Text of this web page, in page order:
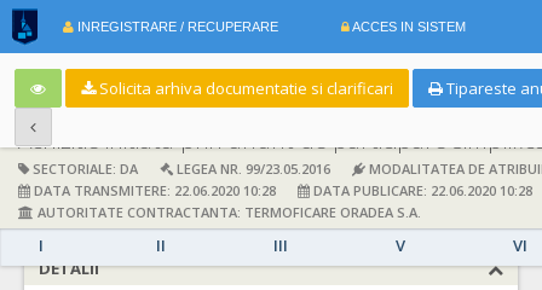
INREGISTRARE / RECUPERARE ACCES IN SISTEM
Solicita arhiva documentatie si clarificari Tipareste
Achizitie initiata prin anunt de participare
SECTORIALE: DA LEGEA NR. 99/23.05.2016
MODALITATEA DE
DATA TRANSMITERE: 22.06.2020 10:28
DATA PUBLICARE: 22.06.2020 10:28
AUTORITATE CONTRACTANTA: TERMOFICARE ORADEA S.A.
I II III V
VI
DETALII